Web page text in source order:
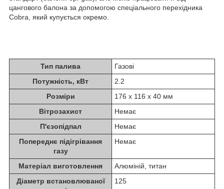
цангового балона за допомогою спеціального перехідника
Cobra, який купується окремо.
Тип палива
Газові
Потужність, кВт
2.2
Розміри
176 x 116 x 40 мм
Вітрозахист
Немає
П'єзопідпал
Немає
Попереднє підігрівання
газу
Немає
Матеріал виготовлення
Алюміній, титан
Діаметр встановлюваної
125